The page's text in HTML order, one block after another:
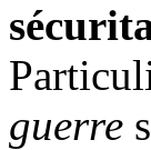
guerre